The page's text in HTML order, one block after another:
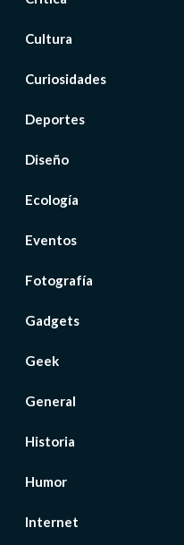
Cultura
Curiosidades
Deportes
Diseño
Ecología
Eventos
Fotografía
Gadgets
Geek
General
Historia
Humor
Internet